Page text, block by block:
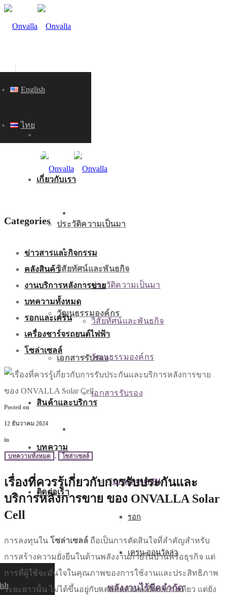
เกี่ยวกับเรา
ประวัติความเป็นมา
วิสัยทัศน์และพันธกิจ
วัฒนธรรมองค์กร
เอกสารรับรอง
สินค้าและบริการ
บทความ
ติดต่อเรา
English
ไทย
เกี่ยวกับเรา
ประวัติความเป็นมา
วิสัยทัศน์และพันธกิจ
วัฒนธรรมองค์กร
เอกสารรับรอง
รอกและเครน
รอก
เครน ออนวัลล่า
พลังงานไร้ขีดจำกัด
KNOWLEDGE
Categories
ข่าวสารและกิจกรรม
คลังสินค้า
งานบริการหลังการขาย
บทความทั้งหมด
รอกและเครน
เครื่องชาร์จรถยนต์ไฟฟ้า
โซล่าเซลล์
Posted on
12 ธันวาคม 2024
in
บทความทั้งหมด , โซล่าเซลล์
เรื่องที่ควรรู้เกี่ยวกับการรับประกันและ
บริการหลังการขาย ของ ONVALLA Solar
Cell
การลงทุนใน โซล่าเซลล์ ถือเป็นการตัดสินใจที่สำคัญสำหรับ
การสร้างความยั่งยืนในด้านพลังงานภายในบ้านหรือธุรกิจ แต่
การที่ผู้ใช้จะมั่นใจในคุณภาพของการใช้งานและประสิทธิภาพ
ระยะยาวนั้น ไม่ได้ขึ้นอยู่กับแค่ผลิตภัณฑ์เพียงอย่างเดียว แต่ยัง